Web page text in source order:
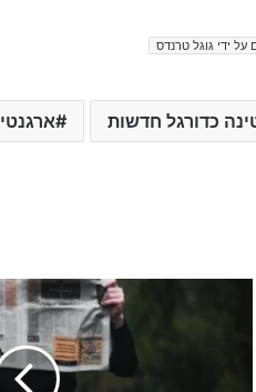
על ידי גוגל טרנדס
כדורגל חדשות